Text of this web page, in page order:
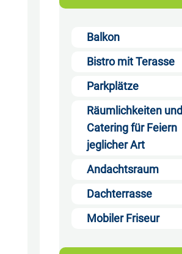
Balkon
Bistro mit Terasse
Parkplätze
Räumlichkeiten und
Catering für Feiern
jeglicher Art
Andachtsraum
Dachterrasse
Mobiler Friseur